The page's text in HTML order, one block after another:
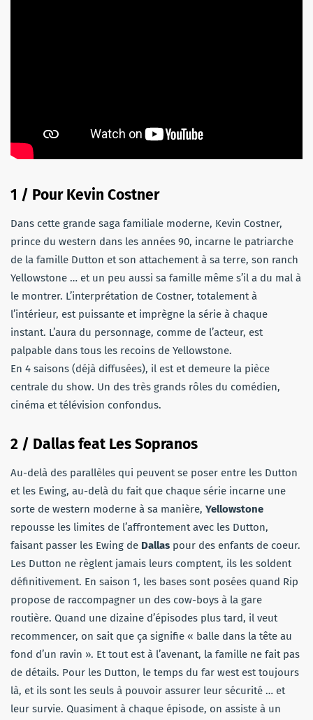
1 / Pour Kevin Costner
Dans cette grande saga familiale moderne, Kevin Costner,
prince du western dans les années 90, incarne le patriarche
de la famille Dutton et son attachement à sa terre, son ranch
Yellowstone … et un peu aussi sa famille même s’il a du mal à
le montrer. L’interprétation de Costner, totalement à
l’intérieur, est puissante et imprègne la série à chaque
instant. L’aura du personnage, comme de l’acteur, est
palpable dans tous les recoins de Yellowstone.
En 4 saisons (déjà diffusées), il est et demeure la pièce
centrale du show. Un des très grands rôles du comédien,
cinéma et télévision confondus.
2 / Dallas feat Les Sopranos
Au-delà des parallèles qui peuvent se poser entre les Dutton
et les Ewing, au-delà du fait que chaque série incarne une
sorte de western moderne à sa manière, Yellowstone
repousse les limites de l’affrontement avec les Dutton,
faisant passer les Ewing de Dallas pour des enfants de coeur.
Les Dutton ne règlent jamais leurs comptent, ils les soldent
définitivement. En saison 1, les bases sont posées quand Rip
propose de raccompagner un des cow-boys à la gare
routière. Quand une dizaine d’épisodes plus tard, il veut
recommencer, on sait que ça signifie « balle dans la tête au
fond d’un ravin ». Et tout est à l’avenant, la famille ne fait pas
de détails. Pour les Dutton, le temps du far west est toujours
là, et ils sont les seuls à pouvoir assurer leur sécurité … et
leur survie. Quasiment à chaque épisode, on assiste à un